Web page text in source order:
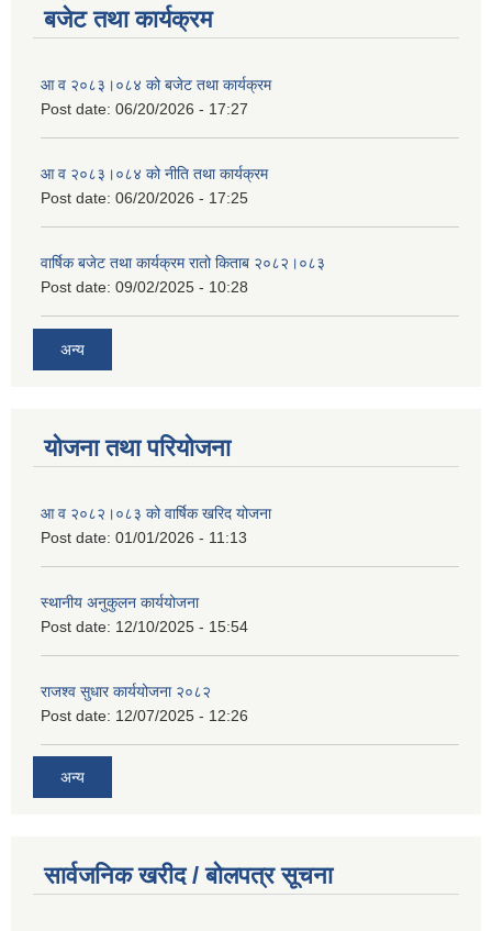
बजेट तथा कार्यक्रम
आ व २०८३।०८४ को बजेट तथा कार्यक्रम
Post date: 06/20/2026 - 17:27
आ व २०८३।०८४ को नीति तथा कार्यक्रम
Post date: 06/20/2026 - 17:25
वार्षिक बजेट तथा कार्यक्रम रातो किताब २०८२।०८३
Post date: 09/02/2025 - 10:28
अन्य
योजना तथा परियोजना
आ व २०८२।०८३ को वार्षिक खरिद योजना
Post date: 01/01/2026 - 11:13
स्थानीय अनुकुलन कार्ययोजना
Post date: 12/10/2025 - 15:54
राजश्व सुधार कार्ययोजना २०८२
Post date: 12/07/2025 - 12:26
अन्य
सार्वजनिक खरीद / बोलपत्र सूचना